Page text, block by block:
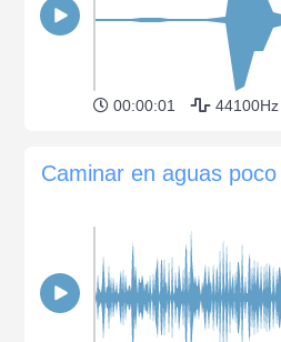
00:00:01 44100Hz
Caminar en aguas